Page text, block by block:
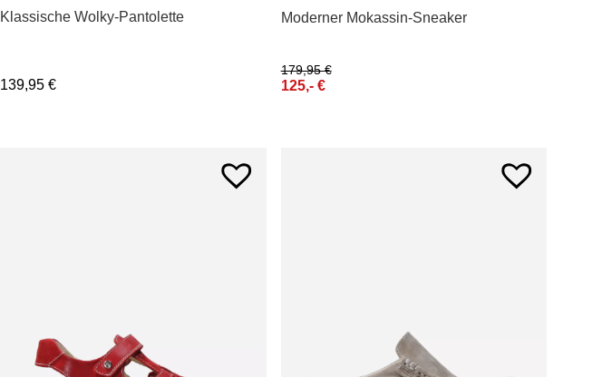
Klassische Wolky-Pantolette
139,95€
Moderner Mokassin-Sneaker
179,95€
125,- €